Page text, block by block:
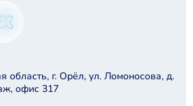
область, г. Орёл, ул. Ломоносова, д.
офис 317